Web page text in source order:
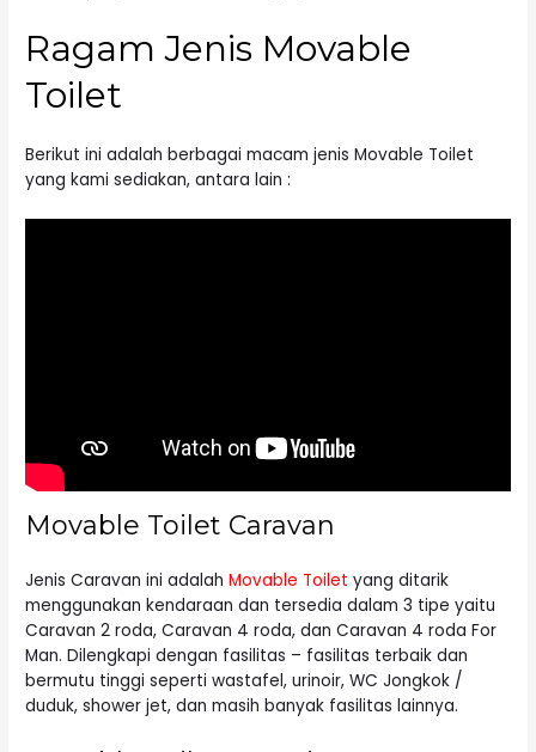
Ragam Jenis Movable
Toilet
Berikut ini adalah berbagai macam jenis Movable Toilet
yang kami sediakan, antara lain :
Movable Toilet Caravan
Jenis Caravan ini adalahMovable Toilet yang ditarik
menggunakan kendaraan dan tersedia dalam 3 tipe yaitu
Caravan 2 roda, Caravan 4 roda, dan Caravan 4 roda For
Man. Dilengkapi dengan fasilitas – fasilitas terbaik dan
bermutu tinggi seperti wastafel, urinoir, WC Jongkok /
duduk, shower jet, dan masih banyak fasilitas lainnya.